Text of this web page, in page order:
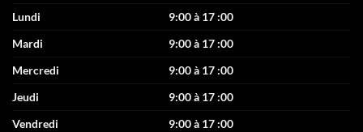
Lundi
9:00 à 17 :00
Mardi
9:00 à 17 :00
Mercredi
9:00 à 17 :00
Jeudi
9:00 à 17 :00
Vendredi
9:00 à 17 :00